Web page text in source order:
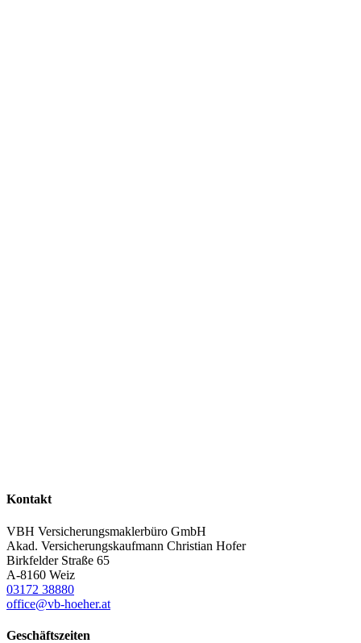
Kontakt
VBH Versicherungsmaklerbüro GmbH
Akad. Versicherungskaufmann Christian Hofer
Birkfelder Straße 65
A-8160 Weiz
03172 38880
office@vb-hoeher.at
Geschäftszeiten